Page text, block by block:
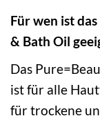
Für wen ist
& Bath Oil
Das
ist für alle
für trockene